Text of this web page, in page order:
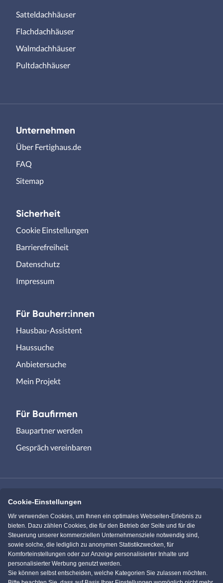
Satteldachhäuser
Flachdachhäuser
Walmdachhäuser
Pultdachhäuser
Unternehmen
Über Fertighaus.de
FAQ
Sitemap
Sicherheit
Cookie Einstellungen
Barrierefreiheit
Datenschutz
Impressum
Für Bauherr:innen
Hausbau-Assistent
Haussuche
Anbietersuche
Mein Projekt
Für Baufirmen
Baupartner werden
Gespräch vereinbaren
Immowelt.de Bauen.de
Massivhaus.de Bungalow.de
Einfamilienhaus.de
Cookie-Einstellungen
Wir verwenden Cookies, um Ihnen ein optimales Webseiten-Erlebnis zu
bieten. Dazu zählen Cookies, die für den Betrieb der Seite und für die
Steuerung unserer kommerziellen Unternehmensziele notwendig sind,
sowie solche, die lediglich zu anonymen Statistikzwecken, für
Komforteinstellungen oder zur Anzeige personalisierter Inhalte und
personalisierter Werbung genutzt werden.
Sie können selbst entscheiden, welche Kategorien Sie zulassen möchten.